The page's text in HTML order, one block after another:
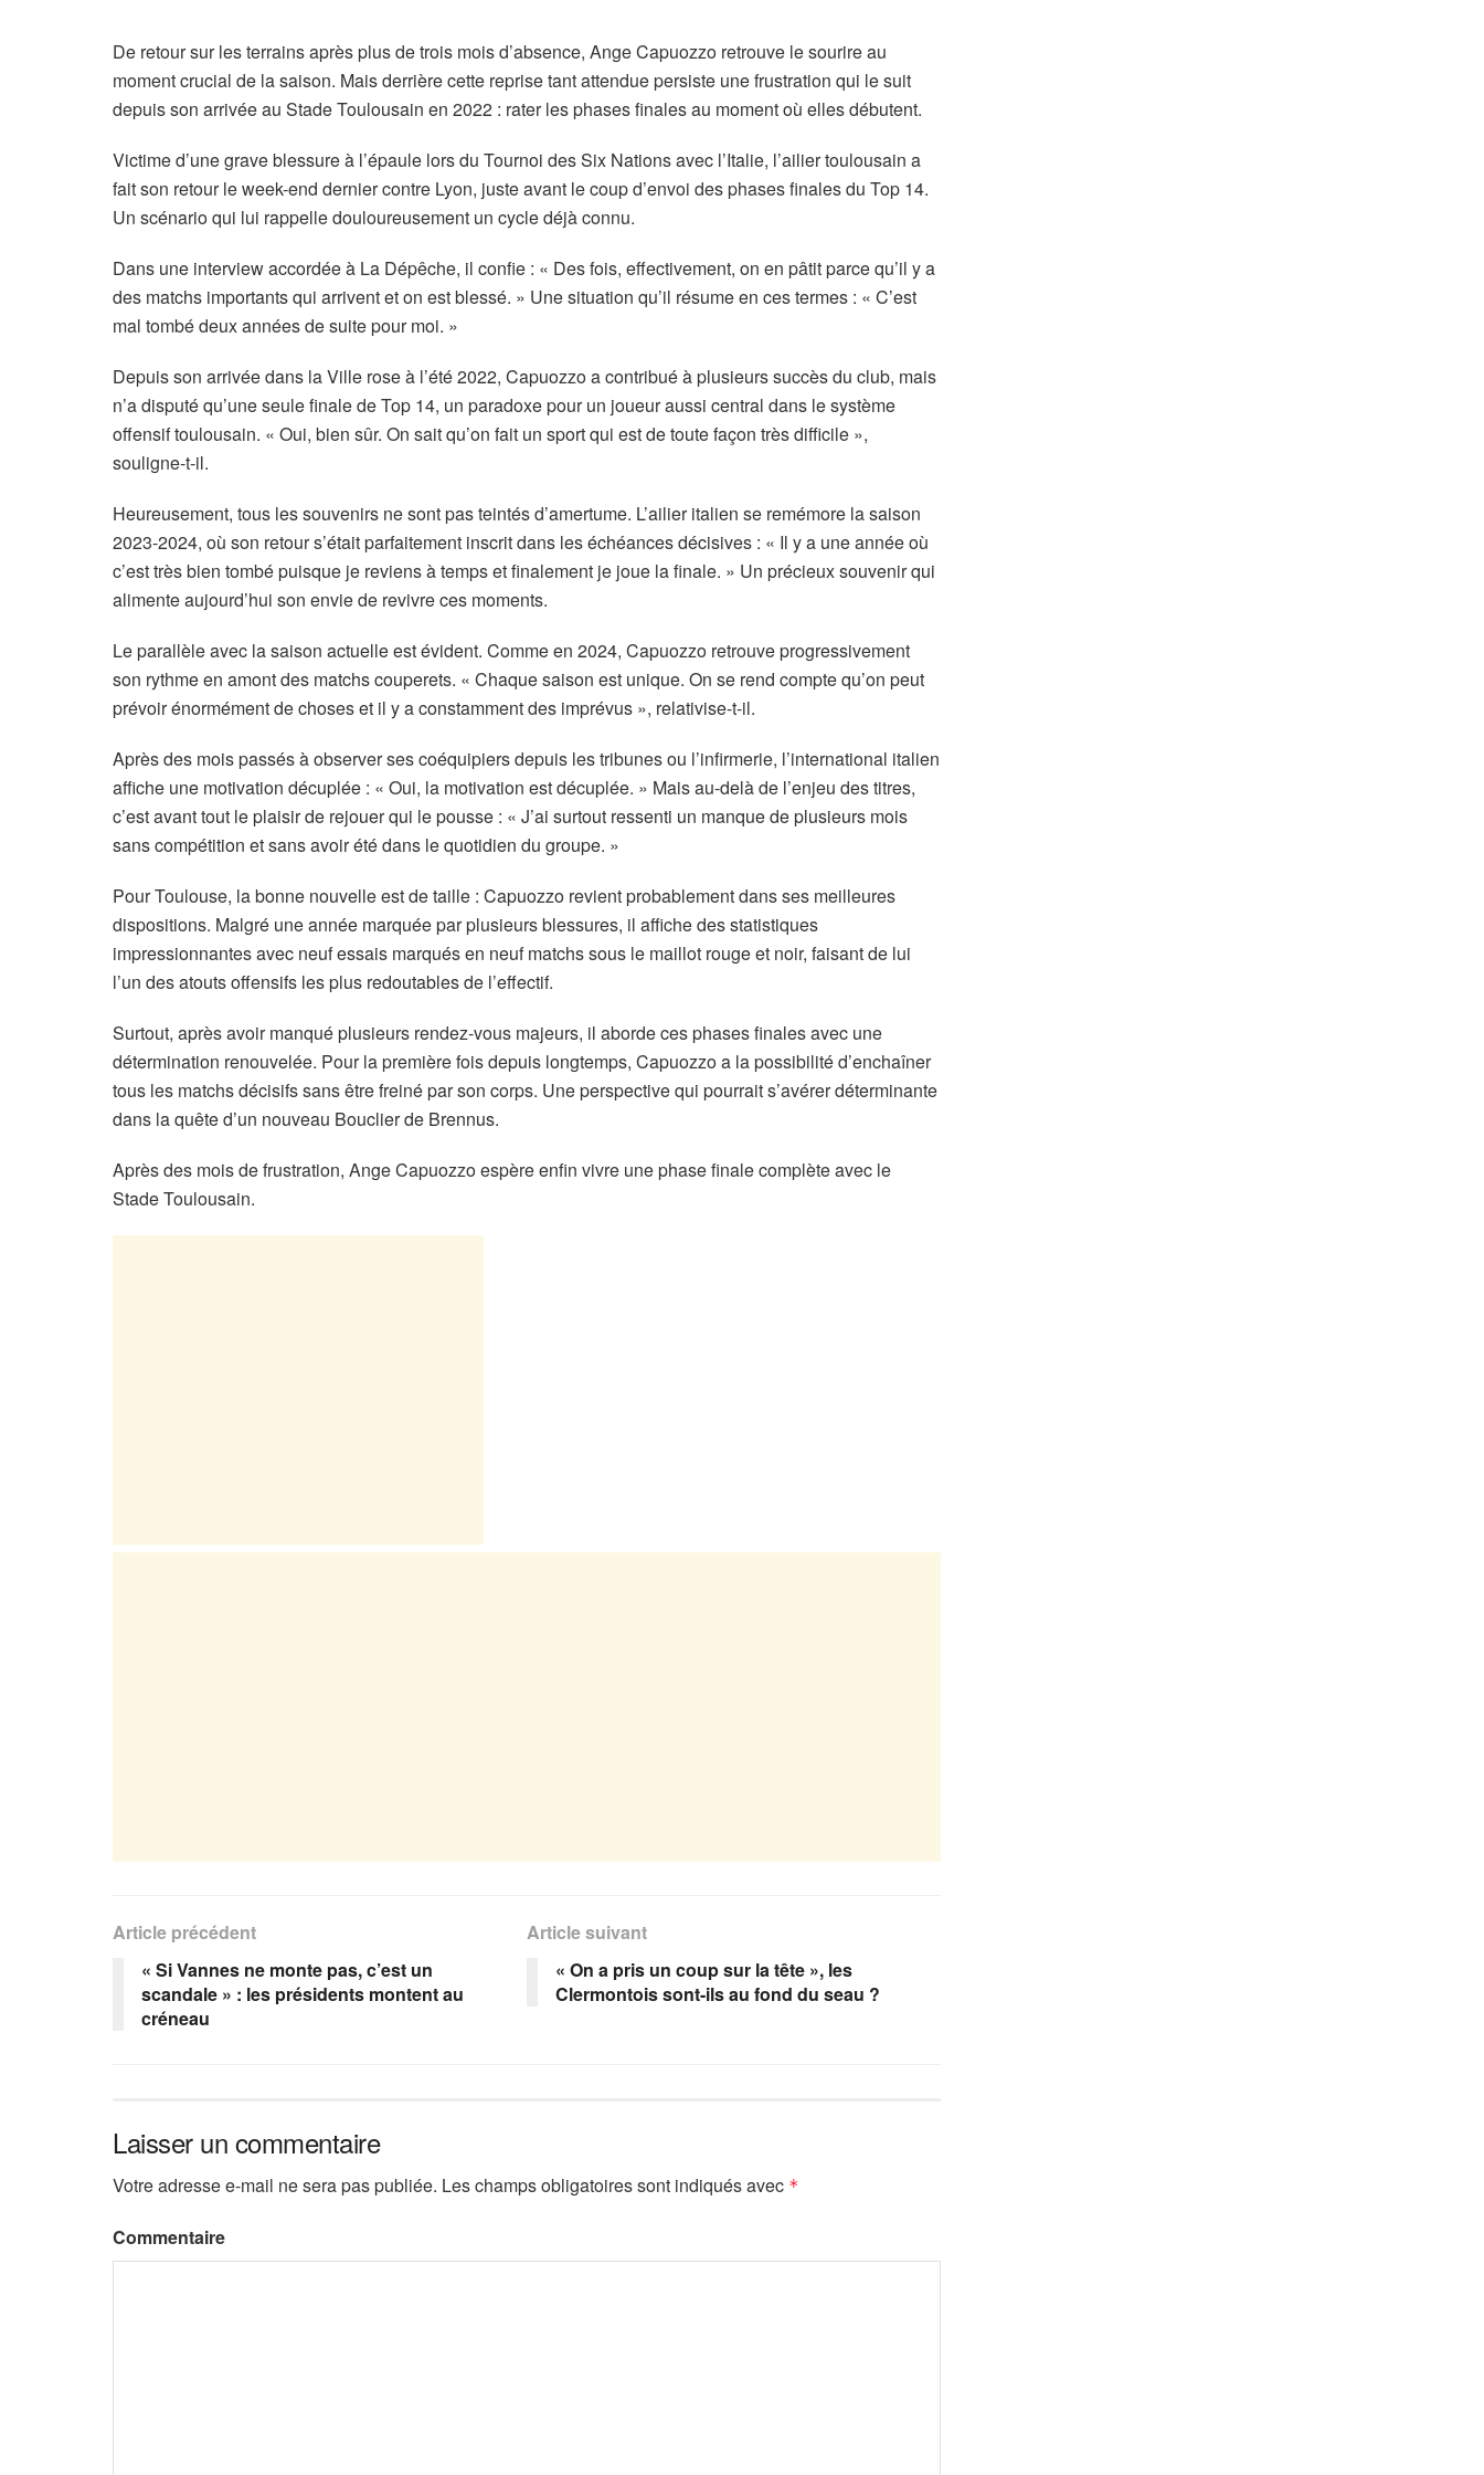
De retour sur les terrains après plus de trois mois d’absence, Ange Capuozzo retrouve le sourire au
moment crucial de la saison. Mais derrière cette reprise tant attendue persiste une frustration qui le suit
depuis son arrivée au Stade Toulousain en 2022 : rater les phases finales au moment où elles débutent.
Victime d’une grave blessure à l’épaule lors du Tournoi des Six Nations avec l’Italie, l’ailier toulousain a
fait son retour le week-end dernier contre Lyon, juste avant le coup d’envoi des phases finales du Top 14.
Un scénario qui lui rappelle douloureusement un cycle déjà connu.
Dans une interview accordée à La Dépêche, il confie : « Des fois, effectivement, on en pâtit parce qu’il y a
des matchs importants qui arrivent et on est blessé. » Une situation qu’il résume en ces termes : « C’est
mal tombé deux années de suite pour moi. »
Depuis son arrivée dans la Ville rose à l’été 2022, Capuozzo a contribué à plusieurs succès du club, mais
n’a disputé qu’une seule finale de Top 14, un paradoxe pour un joueur aussi central dans le système
offensif toulousain. « Oui, bien sûr. On sait qu’on fait un sport qui est de toute façon très difficile »,
souligne-t-il.
Heureusement, tous les souvenirs ne sont pas teintés d’amertume. L’ailier italien se remémore la saison
2023-2024, où son retour s’était parfaitement inscrit dans les échéances décisives : « Il y a une année où
c’est très bien tombé puisque je reviens à temps et finalement je joue la finale. » Un précieux souvenir qui
alimente aujourd’hui son envie de revivre ces moments.
Le parallèle avec la saison actuelle est évident. Comme en 2024, Capuozzo retrouve progressivement
son rythme en amont des matchs couperets. « Chaque saison est unique. On se rend compte qu’on peut
prévoir énormément de choses et il y a constamment des imprévus », relativise-t-il.
Après des mois passés à observer ses coéquipiers depuis les tribunes ou l’infirmerie, l’international italien
affiche une motivation décuplée : « Oui, la motivation est décuplée. » Mais au-delà de l’enjeu des titres,
c’est avant tout le plaisir de rejouer qui le pousse : « J’ai surtout ressenti un manque de plusieurs mois
sans compétition et sans avoir été dans le quotidien du groupe. »
Pour Toulouse, la bonne nouvelle est de taille : Capuozzo revient probablement dans ses meilleures
dispositions. Malgré une année marquée par plusieurs blessures, il affiche des statistiques
impressionnantes avec neuf essais marqués en neuf matchs sous le maillot rouge et noir, faisant de lui
l’un des atouts offensifs les plus redoutables de l’effectif.
Surtout, après avoir manqué plusieurs rendez-vous majeurs, il aborde ces phases finales avec une
détermination renouvelée. Pour la première fois depuis longtemps, Capuozzo a la possibilité d’enchaîner
tous les matchs décisifs sans être freiné par son corps. Une perspective qui pourrait s’avérer déterminante
dans la quête d’un nouveau Bouclier de Brennus.
Après des mois de frustration, Ange Capuozzo espère enfin vivre une phase finale complète avec le
Stade Toulousain.
Article précédent
« Si Vannes ne monte pas, c’est un
scandale » : les présidents montent au
créneau
Article suivant
« On a pris un coup sur la tête », les
Clermontois sont-ils au fond du seau ?
Laisser un commentaire
Votre adresse e-mail ne sera pas publiée. Les champs obligatoires sont indiqués avec *
Commentaire